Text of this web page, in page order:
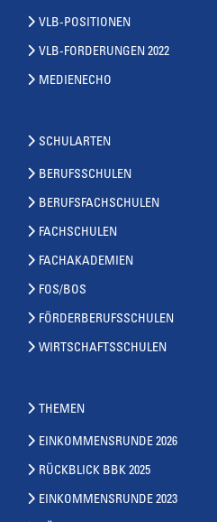
VLB-POSITIONEN
VLB-FORDERUNGEN 2022
MEDIENECHO
SCHULARTEN
BERUFSSCHULEN
BERUFSFACHSCHULEN
FACHSCHULEN
FACHAKADEMIEN
FOS/BOS
FÖRDERBERUFSSCHULEN
WIRTSCHAFTSSCHULEN
THEMEN
EINKOMMENSRUNDE 2026
RÜCKBLICK BBK 2025
EINKOMMENSRUNDE 2023